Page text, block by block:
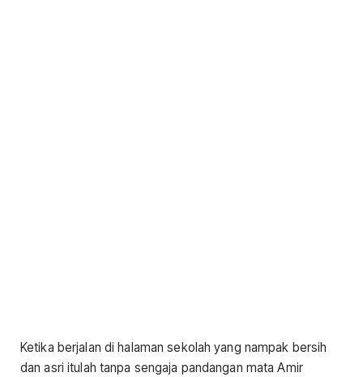
Ketika berjalan di halaman sekolah yang nampak bersih
dan asri itulah tanpa sengaja pandangan mata Amir